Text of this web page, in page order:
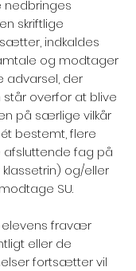
nedbringes
skriftlige
indkaldes
og modtager
advarsel, der
overfor at blive
på særlige vilkår
bestemt, flere
afsluttende fag på
og/eller
SU.
elevens fravær
eller de
fortsætter vil